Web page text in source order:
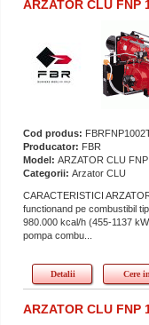
ARZATOR CLU FNP
Cod produs:
Producator: FBR
Model: ARZATOR CLU
Categorii: Arzator CLU
CARACTERISTICI
functionand pe combustibil
980.000 kcal/h (455-
pompa combu...
Detalii Cere
ARZATOR CLU FNP